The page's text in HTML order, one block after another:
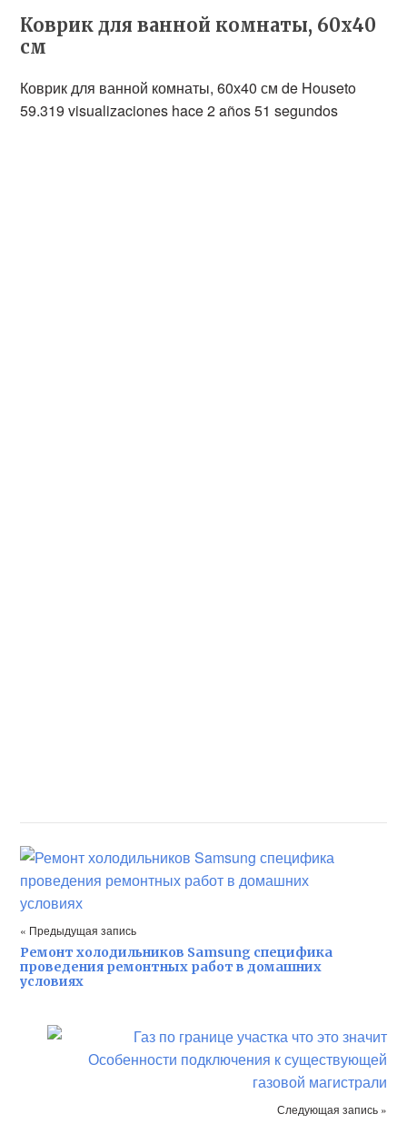
Коврик для ванной комнаты, 60х40
см
Коврик для ванной комнаты, 60х40 см de Houseto
59.319 visualizaciones hace 2 años 51 segundos
« Предыдущая запись
Ремонт холодильников Samsung специфика
проведения ремонтных работ в домашних
условиях
Следующая запись »